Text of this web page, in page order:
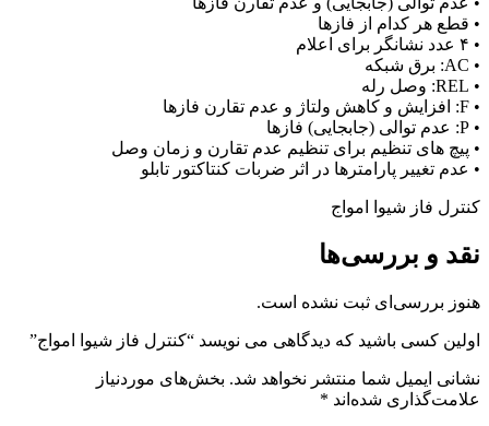
• قطع هر کدام از فازها
• ۴ عدد نشانگر برای اعلام
• AC: برق شبکه
• REL: وصل رله
• F: افزایش و کاهش ولتاژ و عدم تقارن فازها
• P: عدم توالی (جابجایی) فازها
• پیچ های تنظیم برای تنظیم عدم تقارن و زمان وصل
• عدم تغییر پارامترها در اثر ضربات کنتاکتور تابلو
کنترل فاز شیوا امواج
نقد و بررسی‌ها
هنوز بررسی‌ای ثبت نشده است.
اولین کسی باشید که دیدگاهی می نویسد “کنترل فاز شیوا امواج”
نشانی ایمیل شما منتشر نخواهد شد. بخش‌های موردنیاز
علامت‌گذاری شده‌اند *